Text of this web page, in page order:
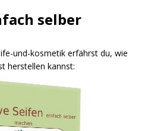
selber
und-kosmetik erfährst du, wie
herstellen kannst: